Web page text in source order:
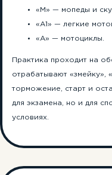
«М» — мопеды и
«А1» — легкие
«А» — мотоциклы.
Практика проходит на
отрабатывают «змейку»,
торможение, старт и
для экзамена, но и для
условиях.